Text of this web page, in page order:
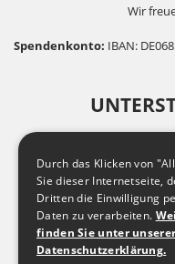
Wir
Spendenkonto: IBAN:
indem Sie
Durch das Klicken von
Sie dieser Internetseite,
Dritten die Einwilligung
Daten zu verarbeiten.
finden Sie unter
Datenschutzerklärung.